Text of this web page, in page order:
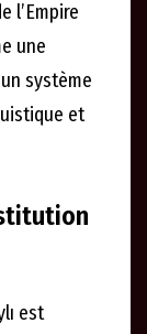
l’Empire
une
système
et
est